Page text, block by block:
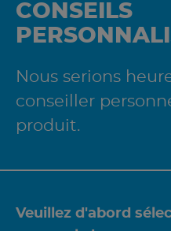
CONSEILS
Nous serions
conseiller
produit.
Veuillez d'abord